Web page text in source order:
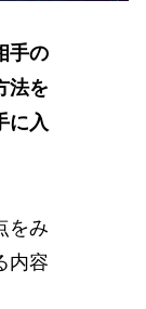
手の
法を
に入
をみ
内容